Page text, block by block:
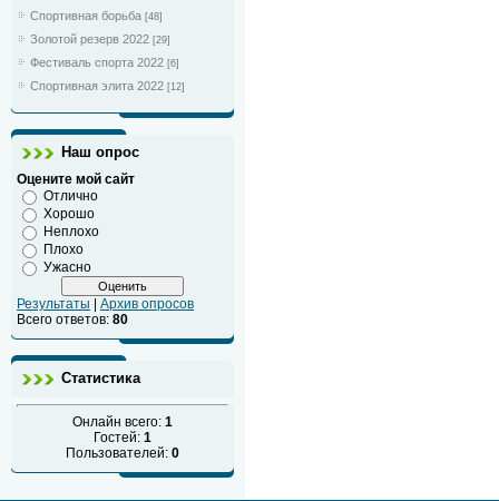
Спортивная борьба [48]
Золотой резерв 2022 [29]
Фестиваль спорта 2022 [6]
Спортивная элита 2022 [12]
Наш опрос
Оцените мой сайт
Отлично
Хорошо
Неплохо
Плохо
Ужасно
Результаты
Архив опросов
Всего ответов: 80
Статистика
Онлайн всего: 1
Гостей: 1
Пользователей: 0